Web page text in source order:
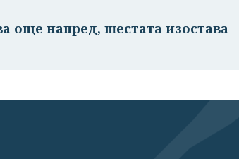
още напред, шестата изостава